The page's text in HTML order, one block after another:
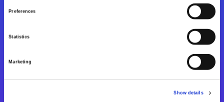
Preferences
Statistics
Marketing
Show details